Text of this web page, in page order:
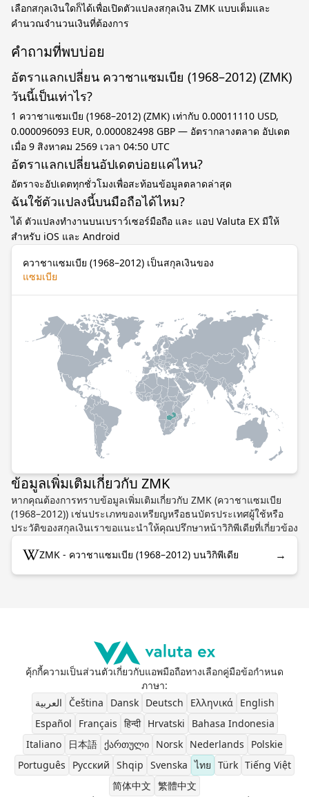
เลือกสกุลเงินใดก็ได้เพื่อเปิดตัวแปลงสกุลเงิน ZMK แบบเต็มและ
คำนวณจำนวนเงินที่ต้องการ
คำถามที่พบบ่อย
อัตราแลกเปลี่ยน ควาชาแซมเบีย (1968–2012) (ZMK)
วันนี้เป็นเท่าไร?
1 ควาชาแซมเบีย (1968–2012) (ZMK) เท่ากับ 0.00011110 USD,
0.000096093 EUR, 0.000082498 GBP — อัตรากลางตลาด อัปเดต
เมื่อ 9 สิงหาคม 2569 เวลา 04:50 UTC
อัตราแลกเปลี่ยนอัปเดตบ่อยแค่ไหน?
อัตราจะอัปเดตทุกชั่วโมงเพื่อสะท้อนข้อมูลตลาดล่าสุด
ฉันใช้ตัวแปลงนี้บนมือถือได้ไหม?
ได้ ตัวแปลงทำงานบนเบราว์เซอร์มือถือ และ แอป Valuta EX มีให้
สำหรับ iOS และ Android
ควาชาแซมเบีย (1968–2012) เป็นสกุลเงินของ
แซมเบีย
ข้อมูลเพิ่มเติมเกี่ยวกับ ZMK
หากคุณต้องการทราบข้อมูลเพิ่มเติมเกี่ยวกับ ZMK (ควาชาแซมเบีย
(1968–2012)) เช่นประเภทของเหรียญหรือธนบัตรประเทศผู้ใช้หรือ
ประวัติของสกุลเงินเราขอแนะนำให้คุณปรึกษาหน้าวิกิพีเดียที่เกี่ยวข้อง
ZMK - ควาชาแซมเบีย (1968–2012) บนวิกิพีเดีย →
คุ้กกี้ความเป็นส่วนตัวเกี่ยวกับแอพมือถือทางเลือกคู่มือข้อกำหนด
ภาษา:
العربية
Čeština Dansk Deutsch Ελληνικά
English
Español
Français हिन्दी Hrvatski
Bahasa Indonesia
Italiano
日本語 ქართული Norsk Nederlands
Polskie
Português
Pусский Shqip Svenska ไทย Türk Tiếng Việt
简体中文 繁體中文